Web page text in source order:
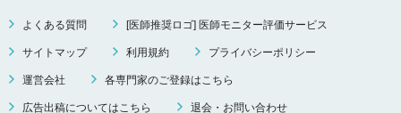
よくある質問 [医師推奨ロゴ] 医師モニター評価サービス
サイトマップ 利用規約 プライバシーポリシー
運営会社 各専門家のご登録はこちら
広告出稿についてはこちら 退会・お問い合わせ